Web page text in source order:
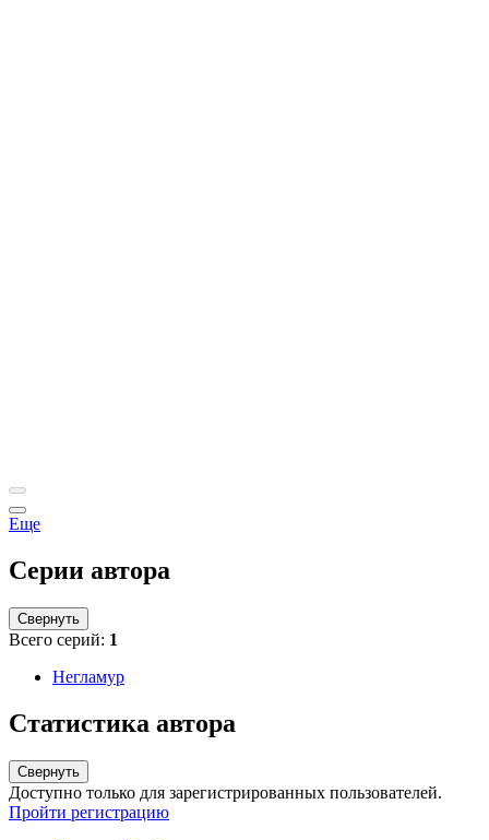
Еще
Серии автора
Свернуть
Всего серий: 1
Негламур
Статистика автора
Свернуть
Доступно только для зарегистрированных пользователей.
Пройти регистрацию